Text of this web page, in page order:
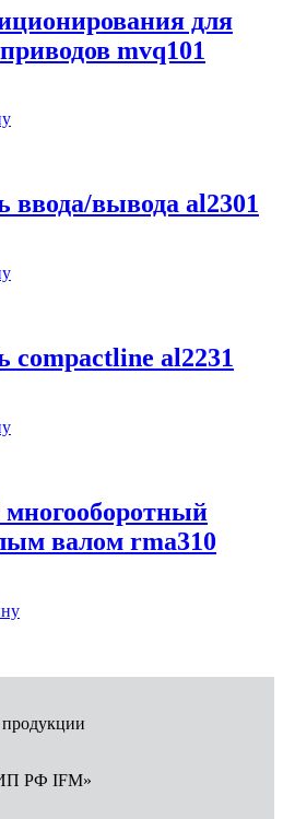
для
mvq101
ввода/вывода al2301
compactline al2231
валом rma310
РФ IFM»